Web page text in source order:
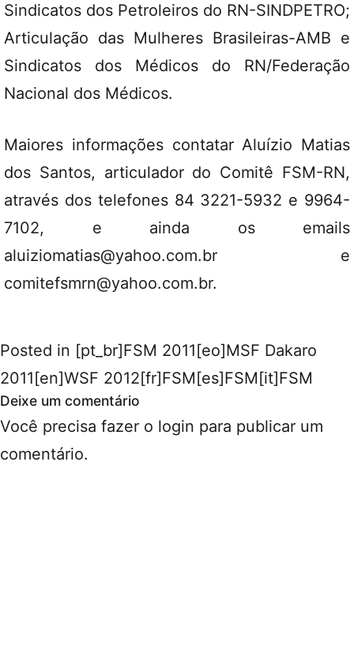
Sindicatos dos Petroleiros do RN-SINDPETRO;
Articulação das Mulheres Brasileiras-AMB e
Sindicatos dos Médicos do RN/Federação
Nacional dos Médicos.
Maiores informações contatar Aluízio Matias
dos Santos, articulador do Comitê FSM-RN,
através dos telefones 84 3221-5932 e 9964-
7102, e ainda os emails
aluiziomatias@yahoo.com.br e
comitefsmrn@yahoo.com.br.
Posted in [pt_br]FSM 2011[eo]MSF Dakaro
2011[en]WSF 2012[fr]FSM[es]FSM[it]FSM
Deixe um comentário
Você precisa fazer o login para publicar um
comentário.